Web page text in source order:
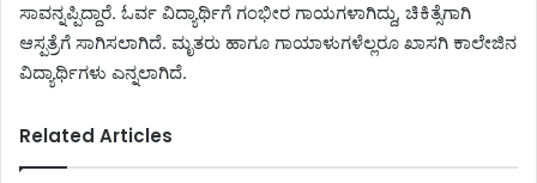
ಸಾವನ್ನಪ್ಪಿದ್ದಾರೆ. ಓರ್ವ ವಿದ್ಯಾರ್ಥಿಗೆ ಗಂಭೀರ ಗಾಯಗಳಾಗಿದ್ದು, ಚಿಕಿತ್ಸೆಗಾಗಿ
ಆಸ್ಪತ್ರೆಗೆ ಸಾಗಿಸಲಾಗಿದೆ. ಮೃತರು ಹಾಗೂ ಗಾಯಾಳುಗಳೆಲ್ಲರೂ ಖಾಸಗಿ ಕಾಲೇಜಿನ
ವಿದ್ಯಾರ್ಥಿಗಳು ಎನ್ನಲಾಗಿದೆ.
Related Articles